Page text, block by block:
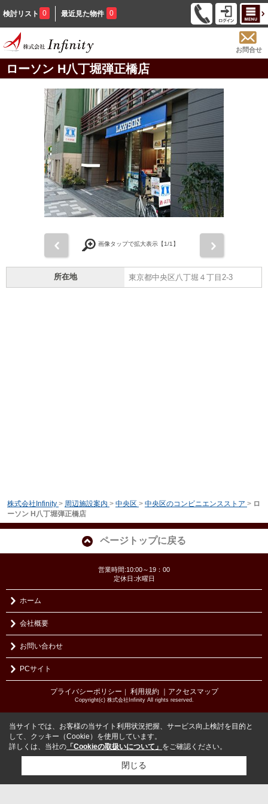
検討リスト 0 最近見た物件 0
お問合せ
ローソン H八丁堀弾正橋店
画像タップで拡大表示【1/1】
所在地 東京都中央区八丁堀４丁目2-3
株式会社Infinity > 周辺施設案内 > 中央区 > 中央区のコンビニエンスストア > ロ
ーソン H八丁堀弾正橋店
ページトップに戻る
営業時間:10:00～19：00
定休日:水曜日
ホーム
会社概要
お問い合わせ
PCサイト
プライバシーポリシー ｜ 利用規約 ｜アクセスマップ
Copyright(c) 株式会社Infinity All rights reserved.
当サイトでは、お客様の当サイト利用状況把握、サービス向上検討を目的と
して、クッキー（Cookie）を使用しています。
詳しくは、当社の 「Cookieの取扱いについて」 をご確認ください。
閉じる